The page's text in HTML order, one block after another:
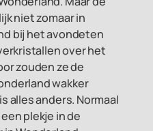
niet zomaar in
bij het avondeten
over het
zouden ze de
wakker
alles anders. Normaal
plekje in de